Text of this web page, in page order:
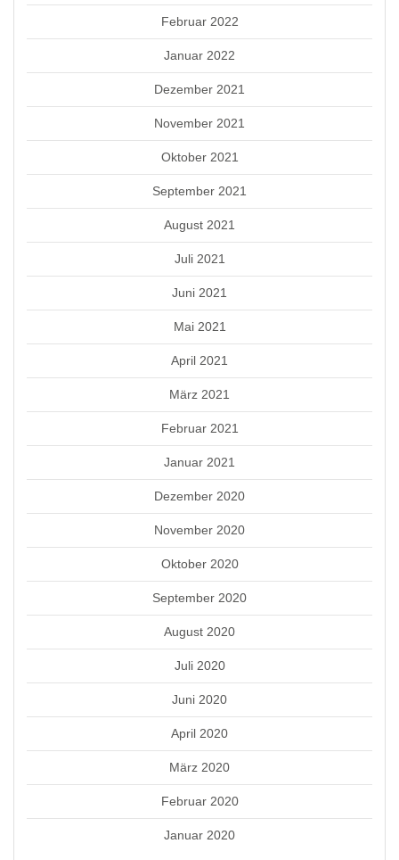
Februar 2022
Januar 2022
Dezember 2021
November 2021
Oktober 2021
September 2021
August 2021
Juli 2021
Juni 2021
Mai 2021
April 2021
März 2021
Februar 2021
Januar 2021
Dezember 2020
November 2020
Oktober 2020
September 2020
August 2020
Juli 2020
Juni 2020
April 2020
März 2020
Februar 2020
Januar 2020